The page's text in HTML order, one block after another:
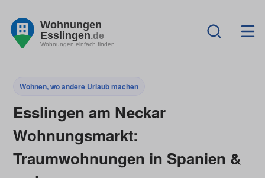
Wohnungen
Esslingen.de
Wohnungen einfach finden
Wohnen, wo andere Urlaub machen
Esslingen am Neckar
Wohnungsmarkt:
Traumwohnungen in Spanien &